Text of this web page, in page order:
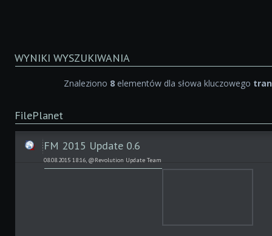
WYNIKI WYSZUKIWANIA
Znaleziono 8 elementów dla słowa kluczowego
FilePlanet
FM 2015 Update 0.6
08.08.2015 18:16, @Revolution Update Team